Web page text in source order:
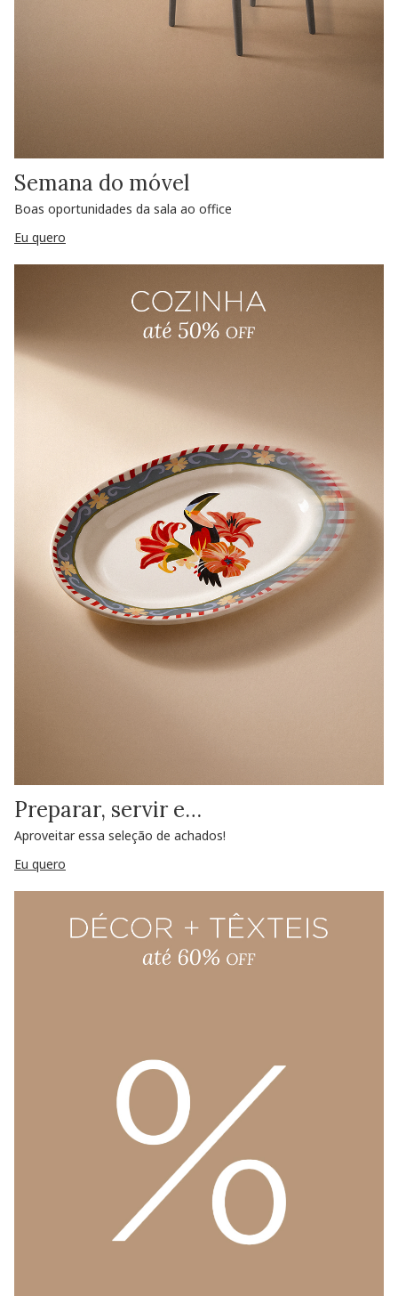
Semana do móvel
Boas oportunidades da sala ao office
Eu quero
Preparar, servir e…
Aproveitar essa seleção de achados!
Eu quero